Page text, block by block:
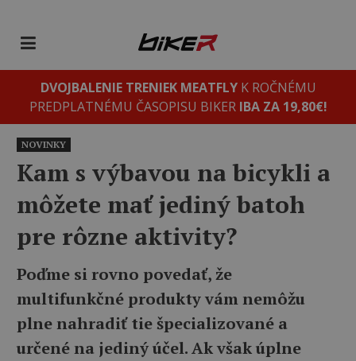
DVOJBALENIE TRENIEK MEATFLYK ROČNÉMU
PREDPLATNÉMU ČASOPISU BIKER IBA ZA 19,80€!
NOVINKY
Kam s výbavou na bicykli a
môžete mať jediný batoh
pre rôzne aktivity?
Poďme si rovno povedať, že
multifunkčné produkty vám nemôžu
plne nahradiť tie špecializované a
určené na jediný účel. Ak však úplne